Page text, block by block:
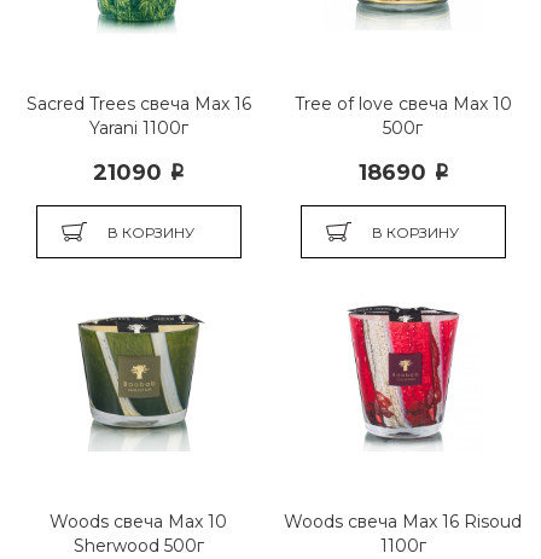
Sacred Trees свеча Max 16
Yarani 1100г
21090 i
В КОРЗИНУ
Tree of love свеча Мах 10
500г
18690 i
В КОРЗИНУ
Woods свеча Max 10
Sherwood 500г
Woods свеча Max 16 Risoud
1100г